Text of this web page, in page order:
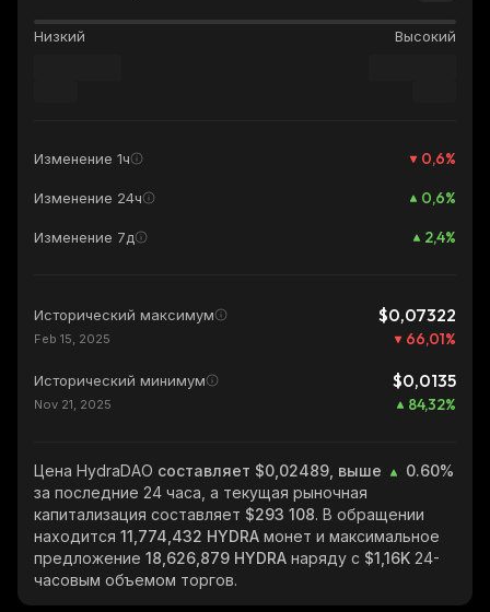
Низкий Высокий
Изменение 1ч 0,6%
Изменение 24ч 0,6%
Изменение 7д 2,4%
Исторический максимум $0,07322
Feb 15, 2025 66,01%
Исторический минимум $0,0135
Nov 21, 2025 84,32%
Цена HydraDAO составляет $0,02489, выше
0.60%
за последние 24 часа, а текущая рыночная
капитализация составляет $293 108. В обращении
находится 11,774,432 HYDRA монет и максимальное
предложение 18,626,879 HYDRA наряду с $1,16K 24-
часовым объемом торгов.